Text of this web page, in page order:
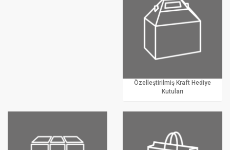
Özelleştirilmiş Kraft Hediye
Kutuları